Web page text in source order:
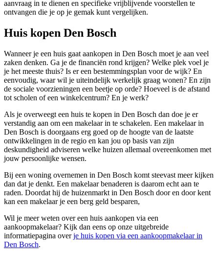
aanvraag in te dienen en specifieke vrijblijvende voorstellen te
ontvangen die je op je gemak kunt vergelijken.
Huis kopen Den Bosch
Wanneer je een huis gaat aankopen in Den Bosch moet je aan veel
zaken denken. Ga je de financiën rond krijgen? Welke plek voel je
je het meeste thuis? Is er een bestemmingsplan voor de wijk? En
eenvoudig, waar wil je uiteindelijk werkelijk graag wonen? En zijn
de sociale voorzieningen een beetje op orde? Hoeveel is de afstand
tot scholen of een winkelcentrum? En je werk?
Als je overweegt een huis te kopen in Den Bosch dan doe je er
verstandig aan om een makelaar in te schakelen. Een makelaar in
Den Bosch is doorgaans erg goed op de hoogte van de laatste
ontwikkelingen in de regio en kan jou op basis van zijn
deskundigheid adviseren welke huizen allemaal overeenkomen met
jouw persoonlijke wensen.
Bij een woning overnemen in Den Bosch komt steevast meer kijken
dan dat je denkt. Een makelaar benaderen is daarom echt aan te
raden. Doordat hij de huizenmarkt in Den Bosch door en door kent
kan een makelaar je een berg geld besparen,
Wil je meer weten over een huis aankopen via een
aankoopmakelaar? Kijk dan eens op onze uitgebreide
informatiepagina overje huis kopen via een aankoopmakelaar in
Den Bosch.